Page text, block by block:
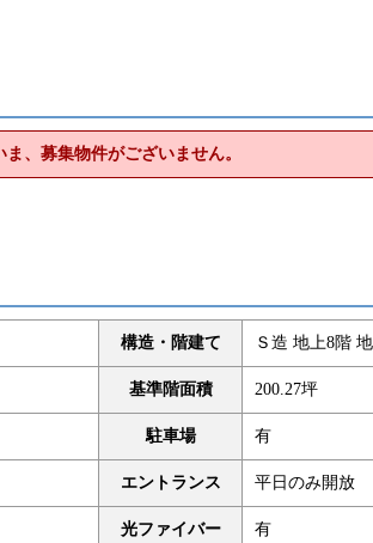
ま、募集物件がございません。
構造・階建て Ｓ造 地上8階
基準階面積 200.27坪
駐車場 有
エントランス 平日のみ開放
光ファイバー 有